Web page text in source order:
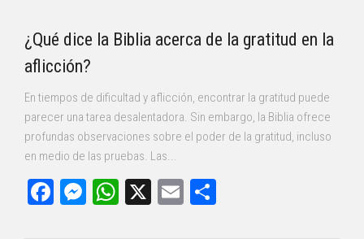
¿Qué dice la Biblia acerca de la gratitud en la
aflicción?
En tiempos de dificultad y aflicción, encontrar la gratitud puede
parecer una tarea desalentadora. Sin embargo, la Biblia ofrece
profundas observaciones sobre el poder de la gratitud, incluso
en medio de las pruebas. Las...
Facebook
Messenger
WhatsApp
X Email